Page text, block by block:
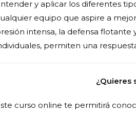
y aplicar los diferentes
equipo que aspire a
intensa, la defensa
permiten una
¿Quieres
curso online te permitirá